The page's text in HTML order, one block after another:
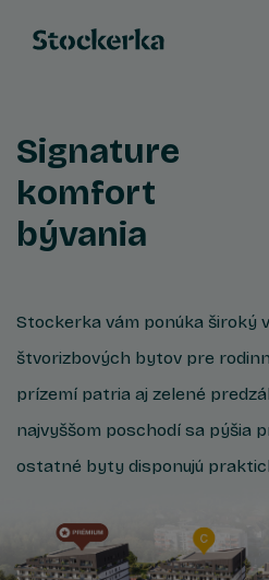
Signature
komfort
bývania
Stockerka vám ponúka široký
štvorizbových bytov pre
prízemí patria aj zelené
najvyššom poschodí sa pýšia
ostatné byty disponujú